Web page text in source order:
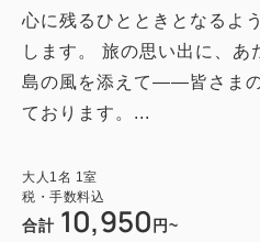
心に残るひとときとなるよ
します。 旅の思い出に、あ
島の風を添えて――皆さま
ております。...
大人 1 名 1 室
税・手数料込
合計 10,950 円~